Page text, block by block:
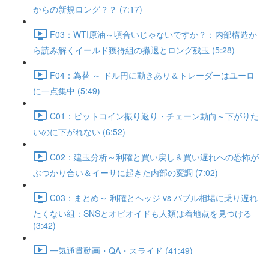
からの新規ロング？？ (7:17)
F03：WTI原油～頃合いじゃないですか？：内部構造か
ら読み解くイールド獲得組の撤退とロング残玉 (5:28)
F04：為替 ～ ドル円に動きあり＆トレーダーはユーロ
に一点集中 (5:49)
C01：ビットコイン振り返り・チェーン動向～下がりた
いのに下がれない (6:52)
C02：建玉分析～利確と買い戻し＆買い遅れへの恐怖が
ぶつかり合い＆イーサに起きた内部の変調 (7:02)
C03：まとめ～ 利確とヘッジ vs バブル相場に乗り遅れ
たくない組：SNSとオピオイドも人類は着地点を見つける
(3:42)
一気通貫動画・QA・スライド (41:49)